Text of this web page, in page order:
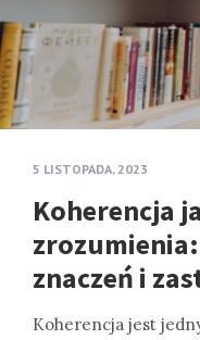
5 LISTOPADA, 2023
Koherencja
znaczeń i
Koherencja jest